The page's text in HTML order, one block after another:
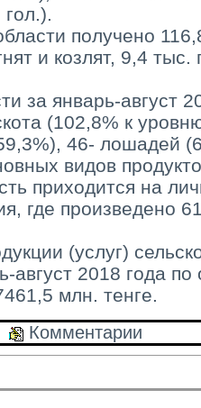
получено
и козлят, 9,4
за январь-август
(102,8% к
46- лошадей
видов
приходится на
где произведено
(услуг)
август 2018 года
млн. тенге.
Комментарии